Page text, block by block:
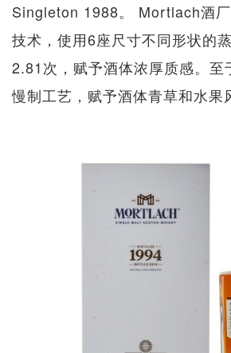
Singleton 1988。 Mortlach酒
技术，使用6座尺寸不同形状的
2.81次，赋予酒体浓厚质感。
慢制工艺，赋予酒体青草和水果